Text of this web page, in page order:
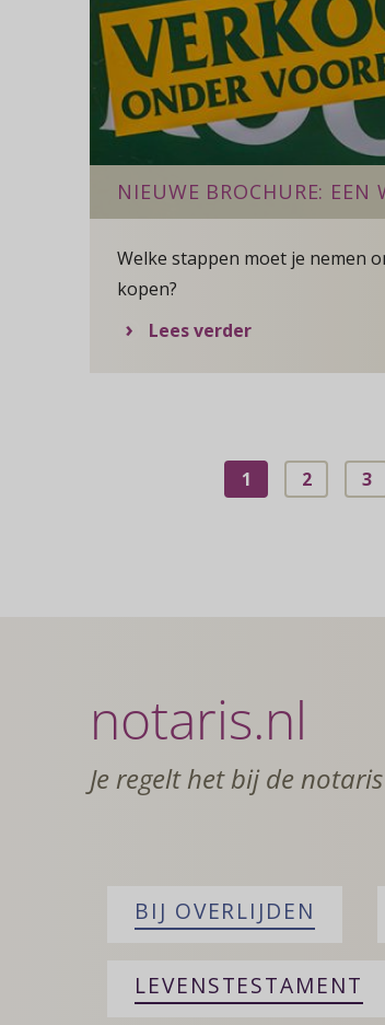
NIEUWE BROCHURE: EEN
Welke stappen moet je nemen
kopen?
Lees verderover Nieuwe
1 2 3
notaris.nl
Je regelt het bij de notaris
BIJ OVERLIJDEN
LEVENSTESTAMENT